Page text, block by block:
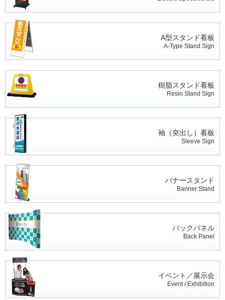
A型スタンド看板
A-Type Stand Sign
樹脂スタンド看板
Resin Stand Sign
袖（突出し）看板
Sleeve Sign
バナースタンド
Banner Stand
バックパネル
Back Panel
イベント／展示会
Event / Exhibition